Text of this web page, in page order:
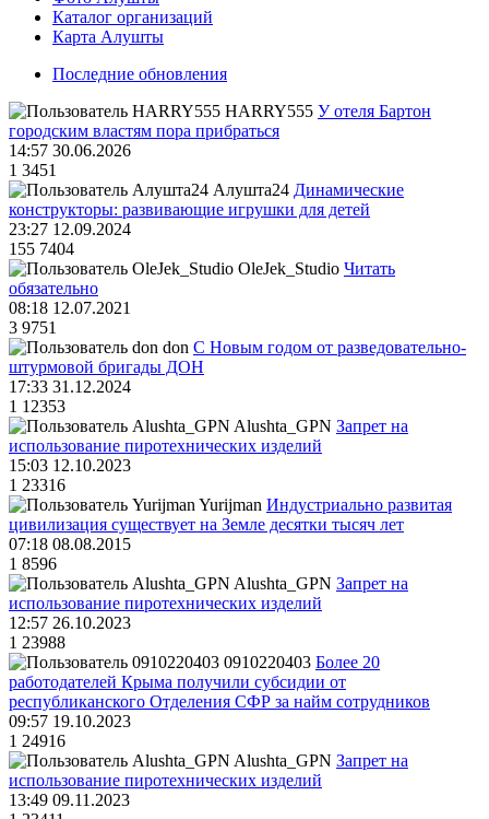
Каталог организаций
Карта Алушты
Последние обновления
HARRY555 У отеля Бартон
городским властям пора прибраться
14:57 30.06.2026
1 3451
Алушта24 Динамические
конструкторы: развивающие игрушки для детей
23:27 12.09.2024
155 7404
OleJek_Studio Читать
обязательно
08:18 12.07.2021
3 9751
don С Новым годом от разведовательно-
штурмовой бригады ДОН
17:33 31.12.2024
1 12353
Alushta_GPN Запрет на
использование пиротехнических изделий
15:03 12.10.2023
1 23316
Yurijman Индустриально развитая
цивилизация существует на Земле десятки тысяч лет
07:18 08.08.2015
1 8596
Alushta_GPN Запрет на
использование пиротехнических изделий
12:57 26.10.2023
1 23988
0910220403 Более 20
работодателей Крыма получили субсидии от
республиканского Отделения СФР за найм сотрудников
09:57 19.10.2023
1 24916
Alushta_GPN Запрет на
использование пиротехнических изделий
13:49 09.11.2023